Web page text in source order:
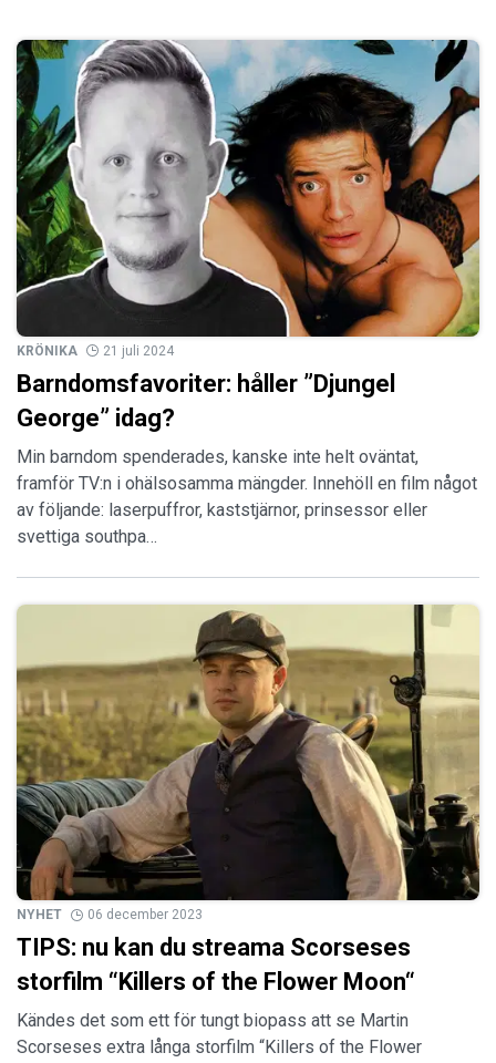
KRÖNIKA 21 juli 2024
Barndomsfavoriter: håller ”Djungel
George” idag?
Min barndom spenderades, kanske inte helt oväntat,
framför TV:n i ohälsosamma mängder. Innehöll en film något
av följande: laserpuffror, kaststjärnor, prinsessor eller
svettiga southpa…
NYHET 06 december 2023
TIPS: nu kan du streama Scorseses
storfilm “Killers of the Flower Moon“
Kändes det som ett för tungt biopass att se Martin
Scorseses extra långa storfilm “Killers of the Flower